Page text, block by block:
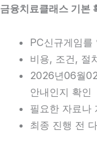
금융치료클래스 기
PC신규게임를
비용, 조건, 절
2026년06월
안내인지 확인
필요한 자료나
최종 진행 전